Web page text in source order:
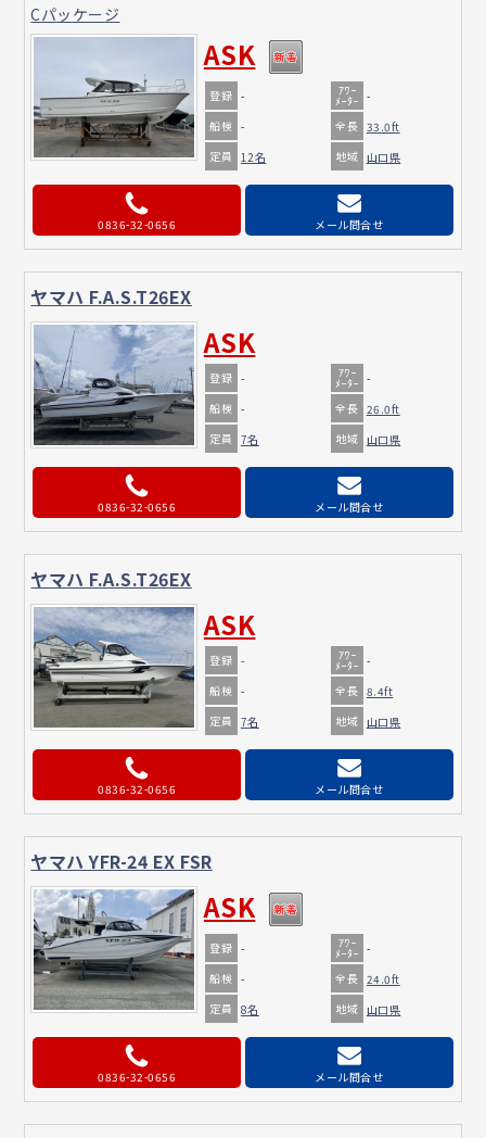
Cパッケージ
ASK
登録 - ｱﾜｰ
ﾒｰﾀｰ -
船検 - 全長 33.0ft
定員 12名 地域 山口県
0836-32-0656 メール問合せ
ヤマハ F.A.S.T26EX
ASK
登録 - ｱﾜｰ
ﾒｰﾀｰ -
船検 - 全長 26.0ft
定員 7名 地域 山口県
0836-32-0656 メール問合せ
ヤマハ F.A.S.T26EX
ASK
登録 - ｱﾜｰ
ﾒｰﾀｰ -
船検 - 全長 8.4ft
定員 7名 地域 山口県
0836-32-0656 メール問合せ
ヤマハ YFR-24 EX FSR
ASK
登録 - ｱﾜｰ
ﾒｰﾀｰ -
船検 - 全長 24.0ft
定員 8名 地域 山口県
0836-32-0656 メール問合せ